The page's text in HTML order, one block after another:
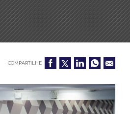
COMPARTILHE